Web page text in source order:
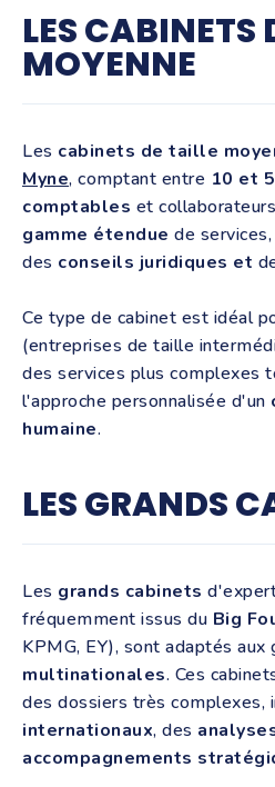
LES CABINETS
MOYENNE
Les cabinets de taille
Myne, comptant entre 10 et
comptables et
gamme étendue de
des conseils juridiques et
Ce type de cabinet est idéal
(entreprises de taille
des services plus complexes
l'approche personnalisée d'un
humaine.
LES GRANDS
Les grands cabinets
fréquemment issus du Big
KPMG, EY), sont adaptés
multinationales. Ces
des dossiers très complexes,
internationaux, des
accompagnements